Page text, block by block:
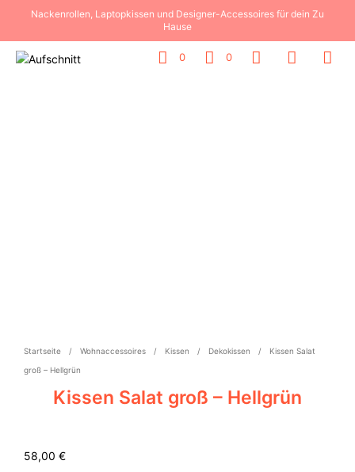
Nackenrollen, Laptopkissen und Designer-Accessoires für dein Zu
Hause
0 0
Startseite / Wohnaccessoires / Kissen / Dekokissen /
Kissen Salat
groß – Hellgrün
Kissen Salat groß – Hellgrün
58,00 €